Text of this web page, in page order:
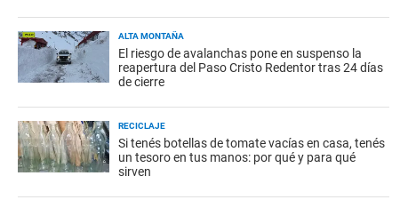
ALTA MONTAÑA
El riesgo de avalanchas pone en suspenso la
reapertura del Paso Cristo Redentor tras 24 días
de cierre
RECICLAJE
Si tenés botellas de tomate vacías en casa, tenés
un tesoro en tus manos: por qué y para qué
sirven